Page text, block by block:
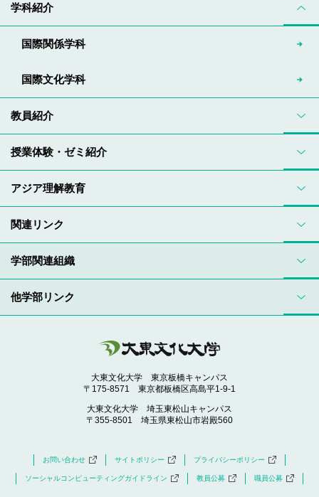
学部関連組織
他学部リンク
大東文化大学 東京板橋キャンパス
〒175-8571 東京都板橋区高島平1-9-1
大東文化大学 埼玉東松山キャンパス
〒355-8501 埼玉県東松山市岩殿560
お問い合わせ サイトポリシー プライバシーポリシー
ソーシャルコンピューティングガイドライン 教員公募 職員公募
学科紹介
国際関係学科
国際文化学科
教員紹介
授業体験・ゼミ紹介
アジア理解教育
関連リンク